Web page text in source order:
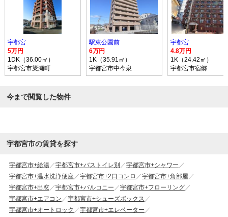
宇都宮
5万円
1DK（36.00㎡）
宇都宮市簗瀬町
駅東公園前
6万円
1K（35.91㎡）
宇都宮市中今泉
宇都宮
4.8万円
1K（24.42㎡）
宇都宮市宿郷
今まで閲覧した物件
宇都宮市の賃貸を探す
宇都宮市+給湯 宇都宮市+バストイレ別
宇都宮市+シャワー
宇都宮市+温水洗浄便座
宇都宮市+2口コンロ
宇都宮市+角部屋
宇都宮市+出窓
宇都宮市+バルコニー
宇都宮市+フローリング
宇都宮市+エアコン
宇都宮市+シューズボックス
宇都宮市+オートロック
宇都宮市+エレベーター